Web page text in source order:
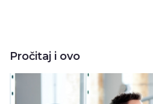
Pročitaj i ovo